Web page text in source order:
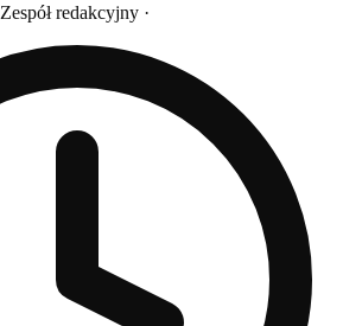
Zespół redakcyjny ·